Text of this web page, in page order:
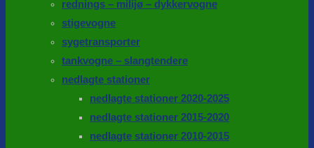
rednings – milijø – dykkervogne
stigevogne
sygetransporter
tankvogne – slangtendere
nedlagte stationer
nedlagte stationer 2020-2025
nedlagte stationer 2015-2020
nedlagte stationer 2010-2015